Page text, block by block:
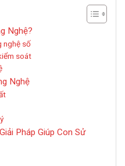
Nghệ?
nghệ số
soát
Nghệ
Pháp Giúp Con Sử